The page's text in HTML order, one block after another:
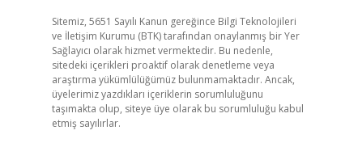
Sitemiz, 5651 Sayılı Kanun gereğince Bilgi Teknolojileri
ve İletişim Kurumu (BTK) tarafından onaylanmış bir Yer
Sağlayıcı olarak hizmet vermektedir. Bu nedenle,
sitedeki içerikleri proaktif olarak denetleme veya
araştırma yükümlülüğümüz bulunmamaktadır. Ancak,
üyelerimiz yazdıkları içeriklerin sorumluluğunu
taşımakta olup, siteye üye olarak bu sorumluluğu kabul
etmiş sayılırlar.